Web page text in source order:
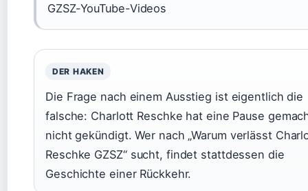
GZSZ-YouTube-Videos
DER HAKEN
Die Frage nach einem Ausstieg ist eigentlich die
falsche: Charlott Reschke hat eine Pause
nicht gekündigt. Wer nach „Warum verlässt
Reschke GZSZ“ sucht, findet stattdessen die
Geschichte einer Rückkehr.